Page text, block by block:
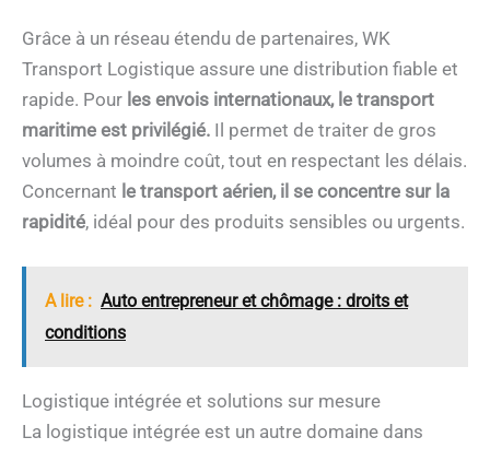
Grâce à un réseau étendu de partenaires, WK
Transport Logistique assure une distribution fiable et
rapide. Pour les envois internationaux, le transport
maritime est privilégié. Il permet de traiter de gros
volumes à moindre coût, tout en respectant les délais.
Concernant le transport aérien, il se concentre sur la
rapidité, idéal pour des produits sensibles ou urgents.
A lire : Auto entrepreneur et chômage : droits et
conditions
Logistique intégrée et solutions sur mesure
La logistique intégrée est un autre domaine dans